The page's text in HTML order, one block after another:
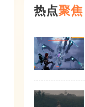
热点聚焦